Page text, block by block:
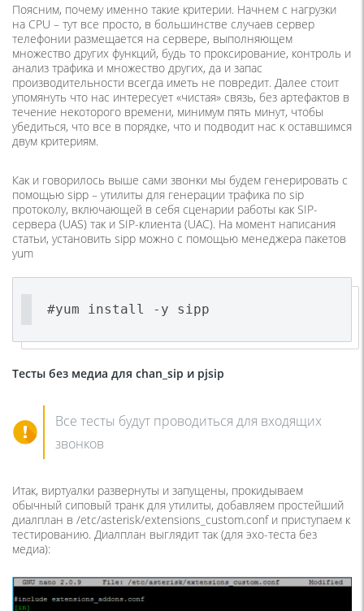
Поясним, почему именно такие критерии. Начнем с нагрузки
на CPU – тут все просто, в большинстве случаев сервер
телефонии размещается на сервере, выполняющем
множество других функций, будь то проксирование, контроль и
анализ трафика и множество других, да и запас
производительности всегда иметь не повредит. Далее стоит
упомянуть что нас интересует «чистая» связь, без артефактов в
течение некоторого времени, минимум пять минут, чтобы
убедиться, что все в порядке, что и подводит нас к оставшимся
двум критериям.
Как и говорилось выше сами звонки мы будем генерировать с
помощью sipp – утилиты для генерации трафика по sip
протоколу, включающей в себя сценарии работы как SIP-
сервера (UAS) так и SIP-клиента (UAC). На момент написания
статьи, установить sipp можно с помощью менеджера пакетов
yum
#yum install -y sipp
Тесты без медиа для chan_sip и pjsip
Все тесты будут проводиться для входящих
звонков
Итак, виртуалки развернуты и запущены, прокидываем
обычный сиповый транк для утилиты, добавляем простейший
диалплан в /etc/asterisk/extensions_custom.conf и приступаем к
тестированию. Диалплан выглядит так (для эхо-теста без
медиа):